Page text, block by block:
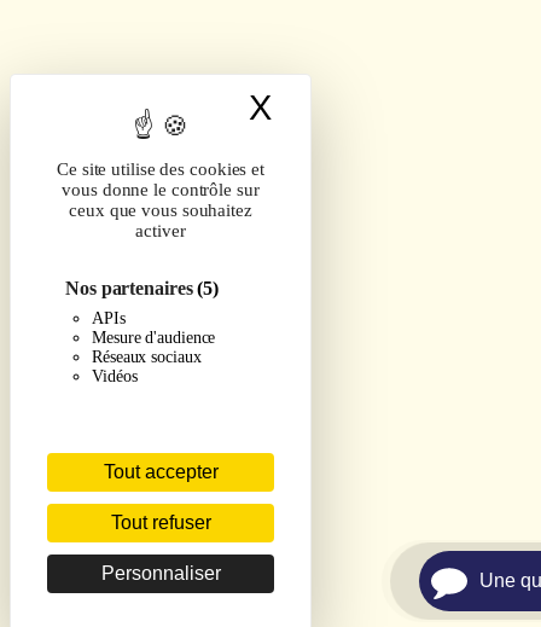
Ce site utilise des cookies et
vous donne le contrôle sur
ceux que vous souhaitez
activer
Nos partenaires(5)
APIs
Mesure d'audience
Réseaux sociaux
Vidéos
Tout accepter
Tout refuser
Personnaliser
X
Une